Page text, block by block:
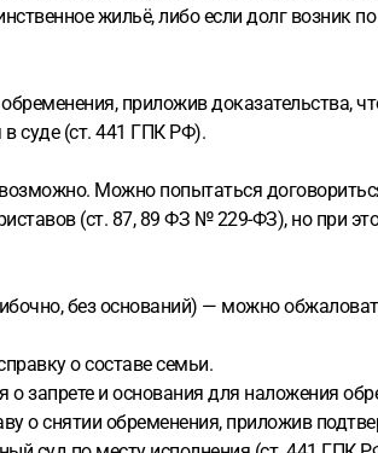
жильё, либо если долг возник по
приложив доказательства,
суде (ст. 441 ГПК РФ).
Можно попытаться
(ст. 87, 89 ФЗ № 229-ФЗ), но при
без оснований) — можно
о составе семьи.
запрете и основания для наложения
о снятии обременения, приложив